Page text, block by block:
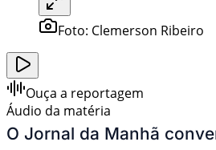
Foto: Clemerson Ribeiro
Ouça a reportagem
Áudio da matéria
O Jornal da Manhã